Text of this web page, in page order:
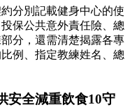
分別記載健身中心的使
保公共意外責任險、總
分，還需清楚揭露各專
例、指定教練姓名、總
安全減重飲食10守